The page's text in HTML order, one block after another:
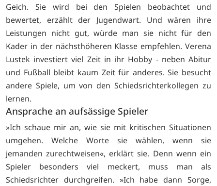
Geich. Sie wird bei den Spielen beobachtet und
bewertet, erzählt der Jugendwart. Und wären ihre
Leistungen nicht gut, würde man sie nicht für den
Kader in der nächsthöheren Klasse empfehlen. Verena
Lustek investiert viel Zeit in ihr Hobby - neben Abitur
und Fußball bleibt kaum Zeit für anderes. Sie besucht
andere Spiele, um von den Schiedsrichterkollegen zu
lernen.
Ansprache an aufsässige Spieler
»Ich schaue mir an, wie sie mit kritischen Situationen
umgehen. Welche Worte sie wählen, wenn sie
jemanden zurechtweisen«, erklärt sie. Denn wenn ein
Spieler besonders viel meckert, muss man als
Schiedsrichter durchgreifen. »Ich habe dann Sorge,